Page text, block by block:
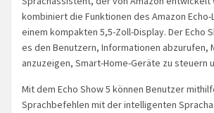
kombiniert die Funktionen des Amazon
einem kompakten 5,5-Zoll-Display. Der Echo
es den Benutzern, Informationen abzurufen,
anzuzeigen, Smart-Home-Geräte zu steuern
Mit dem Echo Show 5 können Benutzer
Sprachbefehlen mit der intelligenten